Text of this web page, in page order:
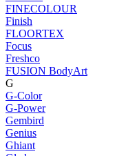
FINECOLOUR
Finish
FLOORTEX
Focus
Freshco
FUSION BodyArt
G
G-Color
G-Power
Gembird
Genius
Ghiant